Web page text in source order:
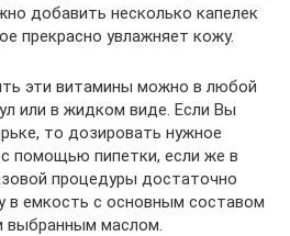
добавить несколько капелек
прекрасно увлажняет кожу.
эти витамины можно в любой
или в жидком виде. Если Вы
то дозировать нужное
помощью пипетки, если же в
процедуры достаточно
в емкость с основным составом
выбранным маслом.